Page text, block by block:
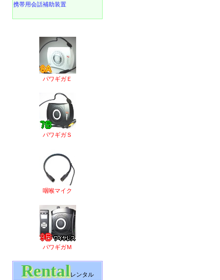
携帯用会話補助装置
パワギガＥ
パワギガＳ
咽喉マイク
パワギガＭ
Rentalレンタル